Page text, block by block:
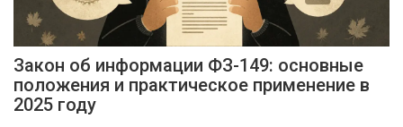
Закон об информации ФЗ-149: основные
положения и практическое применение в
2025 году